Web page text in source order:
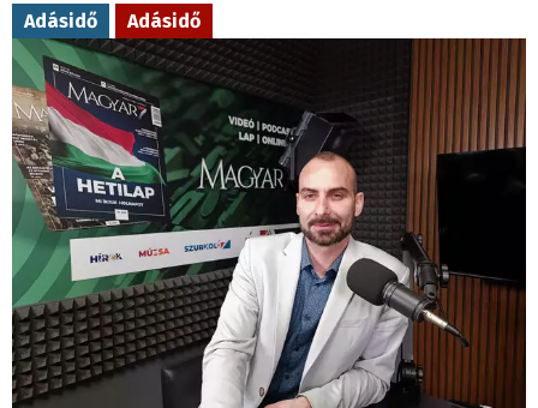
Adásidő Adásidő